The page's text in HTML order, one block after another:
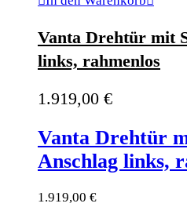
Vanta Drehtür mit
links, rahmenlos
1.919,00 €
Vanta Drehtür
Anschlag links,
1.919,00 €